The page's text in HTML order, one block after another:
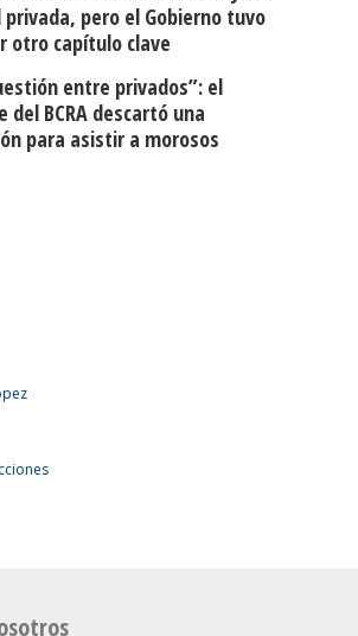
pero el Gobierno tuvo
otro capítulo clave
entre privados”: el
del BCRA descartó una
para asistir a morosos